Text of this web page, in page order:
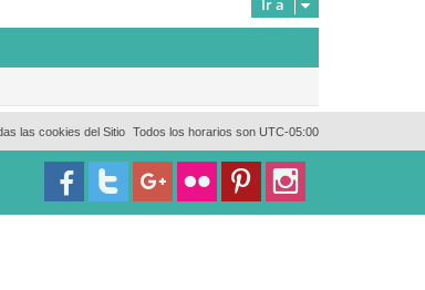
Ir a
Todos los horarios son UTC-05:00
las cookies del Sitio